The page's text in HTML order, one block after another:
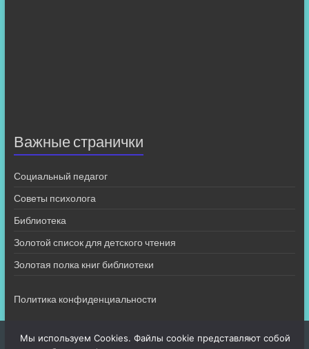
Важные странички
Социальный педагог
Советы психолога
Библиотека
Золотой список для детского чтения
Золотая полка книг библиотеки
Политика конфиденциальности
Мы используем Cookies. Файлы cookie представляют собой